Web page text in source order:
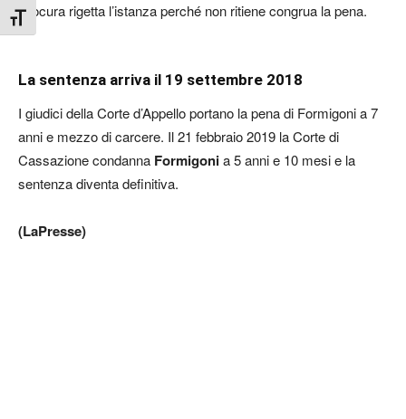
Attiva/disattiva dimensione testo
Procura rigetta l’istanza perché non ritiene congrua la pena.
La sentenza arriva il 19 settembre 2018
I giudici della Corte d’Appello portano la pena di Formigoni a 7
anni e mezzo di carcere. Il 21 febbraio 2019 la Corte di
Cassazione condanna Formigonia 5 anni e 10 mesi e la
sentenza diventa definitiva.
(LaPresse)